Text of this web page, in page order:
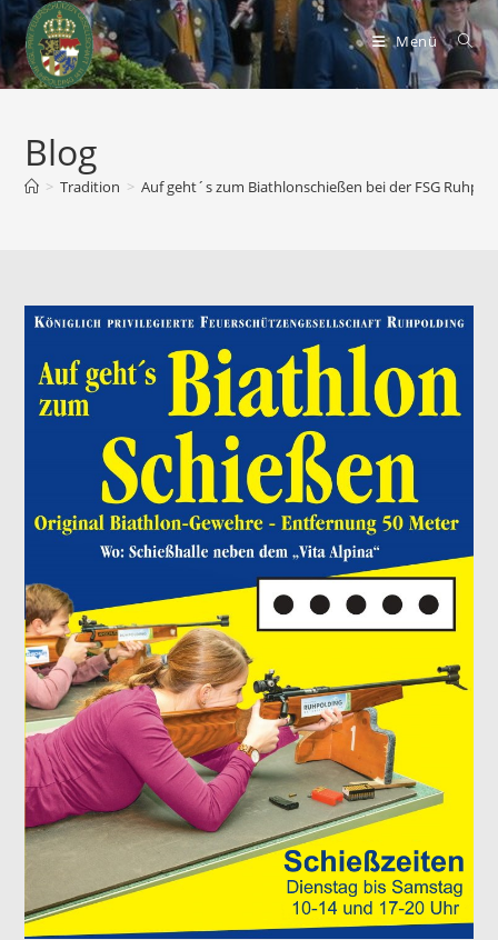
Zum
Inhalt
springen
Menü
Blog
> Tradition > Auf geht´s zum Biathlonschießen bei der FSG